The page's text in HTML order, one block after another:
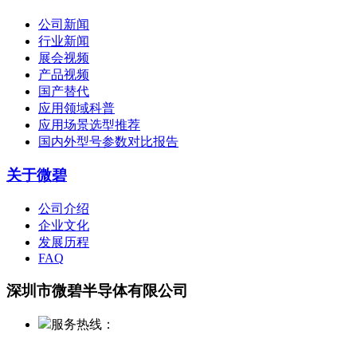
公司新闻
行业新闻
展会视频
产品视频
国产替代
应用领域科普
应用场景选型推荐
国内外型号参数对比报告
关于微碧
公司介绍
企业文化
发展历程
FAQ
深圳市微碧半导体有限公司
服务热线：